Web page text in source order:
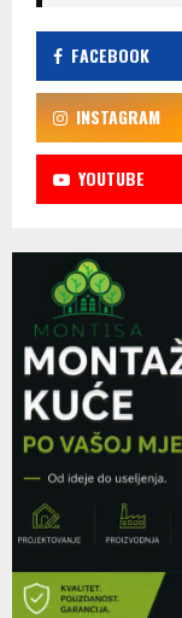
FACEBOOK
INSTAGRAM
YOUTUBE